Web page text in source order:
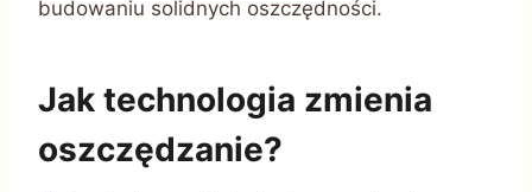
budowaniu solidnych oszczędności.
Jak technologia zmienia
oszczędzanie?